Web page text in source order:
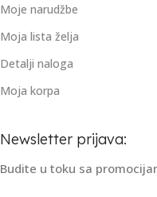
Moje narudžbe
Moja lista želja
Detalji naloga
Moja korpa
Newsletter prijava:
Budite u toku sa